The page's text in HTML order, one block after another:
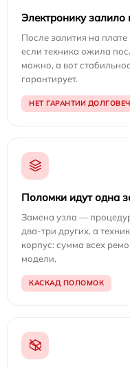
Электронику залило
После залития на
если техника ожила
можно, а вот
гарантирует.
НЕТ ГАРАНТИИ
Поломки идут одна
Замена узла —
два-три других, а
корпус: сумма всех
модели.
КАСКАД ПОЛОМОК